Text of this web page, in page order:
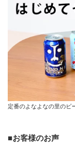
定番のよなよなの里のビ
■お客様のお声